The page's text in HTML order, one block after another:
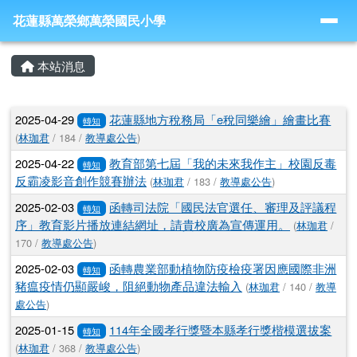
花蓮縣萬榮鄉萬榮國民小學
導覽列
花蓮縣萬榮鄉萬榮國民小學
主內容區域
本站消息
文章列表
2025-04-29 轉知 花蓮縣地方稅務局「e稅同樂繪」繪畫比賽
(林珈君 / 184 / 教導處公告)
2025-04-22 轉知
教育部第七屆「我的未來我作主」校園反毒
反霸凌影音創作競賽辦法 (林珈君 / 183 / 教導處公告)
2025-02-03 轉知
函轉司法院「國民法官選任、審理及評議程
序」教育影片播放連結網址，請貴校廣為宣傳運用。
(林珈君 /
170 / 教導處公告)
2025-02-03 轉知
函轉農業部動植物防疫檢疫署因應國際非洲
豬瘟疫情仍顯嚴峻，阻絕動物產品違法輸入 (林珈君 / 140 / 教導
處公告)
2025-01-15 轉知 114年全國孝行獎暨本縣孝行獎楷模選拔案
(林珈君 / 368 / 教導處公告)
頁尾區域